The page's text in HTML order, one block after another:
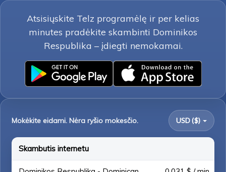
Atsisiųskite Telz programėlę ir per kelias
minutes pradėkite skambinti Dominikos
Respublika – įdiegti nemokamai.
Mokėkite eidami. Nėra ryšio mokesčio. USD ($)
Skambutis internetu